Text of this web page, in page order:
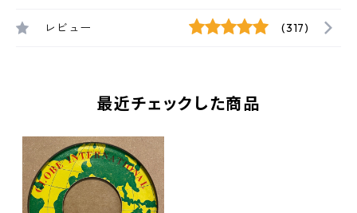
レビュー (317)
最近チェックした商品